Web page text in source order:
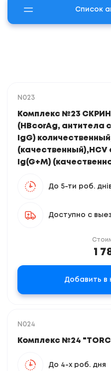
Список
N023
Комплекс №23
(HBcorAg, антитела
IgG)
Ig(G+M)
До 5-ти роб.
Доступно с
1
Добавить в
N024
Комплекс №24
До 4-х роб. дня